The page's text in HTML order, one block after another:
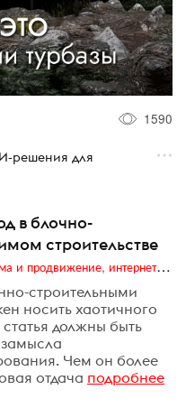
1590
решения для
в блочно-
строительстве
Digital (web-дизайн, интернет-реклама и продвижение, интернет-сообщества и блоги, интернет-коммуникации, мобильный маркетинг, реклама на цифровых экранах)
строительными
носить хаотичного
должны быть
Чем он более
отдача подробнее